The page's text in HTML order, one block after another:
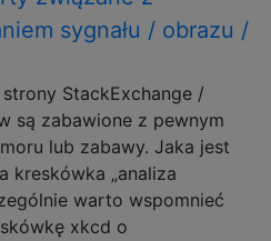
sygnału / obrazu /
StackExchange /
są zabawione z pewnym
lub zabawy. Jaka jest
kreskówka „analiza
warto wspomnieć
xkcd o